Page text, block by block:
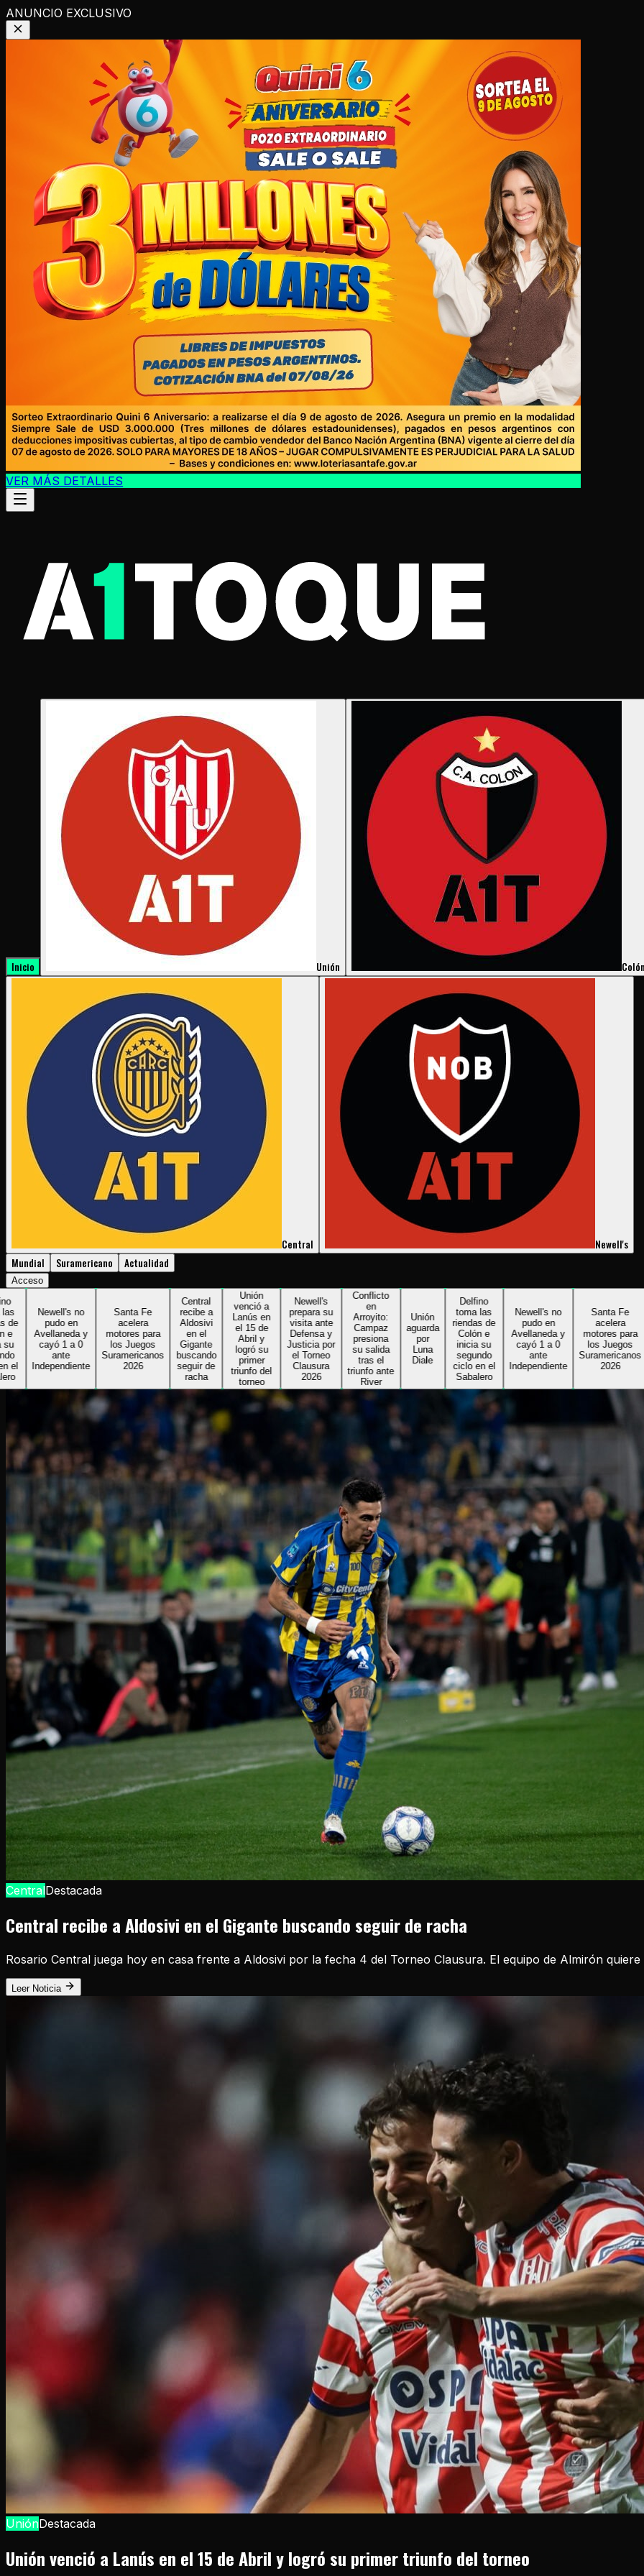
ANUNCIO EXCLUSIVO
VER MÁS DETALLES
Inicio Unión
Central
Newell's
Mundial
Suramericano Actualidad
Acceso
Newell's no
pudo en
y
cayó 1 a 0
ante
Santa Fe
motores para
los Juegos
Suramericanos
2026
recibe a
Aldosivi
en el
Gigante
buscando
seguir de
Unión
venció a
Lanús en
el 15 de
Abril y
logró su
primer
triunfo del
torneo
Newell's
prepara su
visita ante
Defensa y
Justicia por
el Torneo
Clausura
2026
Conflicto
Arroyito:
Campaz
presiona
su salida
tras el
triunfo ante
Unión
aguarda
por
Luna
Diale
toma las
riendas de
Colón e
inicia su
segundo
ciclo en el
Newell's no
pudo en
Avellaneda y
cayó 1 a 0
ante
Independiente
Santa Fe
motores para
los Juegos
Suramericanos
2026
CentralDestacada
Central recibe a Aldosivi en el Gigante buscando seguir de racha
Rosario Central juega hoy en casa frente a Aldosivi por la fecha 4 del Torneo Clausura. El equipo de Almirón
Leer Noticia
UniónDestacada
Unión venció a Lanús en el 15 de Abril y logró su primer triunfo del torneo